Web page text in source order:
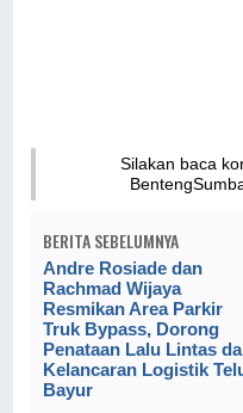
Silakan baca
BERITA SEBELUMNYA
Andre Rosiade dan
Rachmad Wijaya
Resmikan Area Parkir
Truk Bypass, Dorong
Penataan Lalu Lintas
Kelancaran Logistik
Bayur